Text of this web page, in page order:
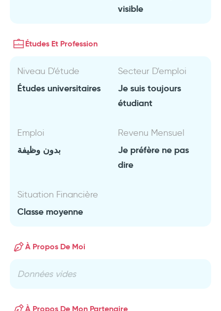
visible
Études Et Profession
Niveau D'étude
Études universitaires
Secteur D'emploi
Je suis toujours
étudiant
Emploi
بدون وظيفة
Revenu Mensuel
Je préfère ne pas
dire
Situation Financière
Classe moyenne
À Propos De Moi
Données vides
À Propos De Mon Partenaire